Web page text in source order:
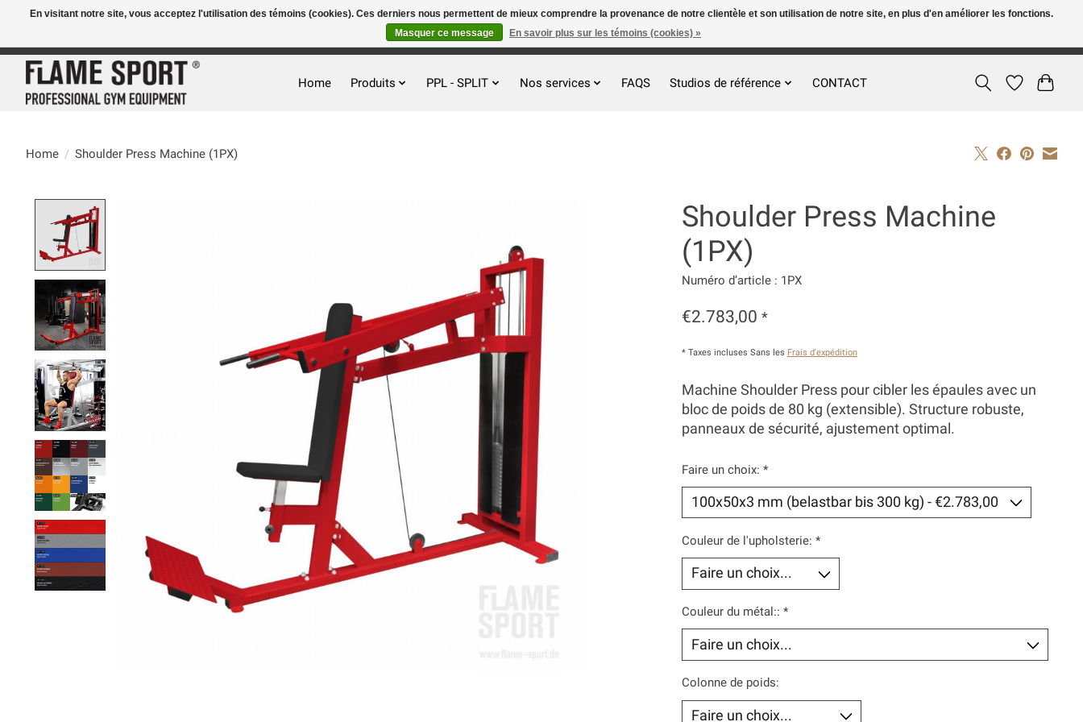
Home Produits PPL - SPLIT Nos services FAQS Studios de référence CONTACT
Home / Shoulder Press Machine (1PX)
Shoulder Press Machine
(1PX)
Numéro d’article : 1PX
€2.783,00 *
* Taxes incluses Sans les Frais d'expédition
Machine Shoulder Press pour cibler les épaules avec un
bloc de poids de 80 kg (extensible). Structure robuste,
panneaux de sécurité, ajustement optimal.
Faire un choix: *
Couleur de l'upholsterie: *
Couleur du métal:: *
Colonne de poids:
En visitant notre site, vous acceptez l'utilisation des témoins (cookies). Ces derniers nous permettent de mieux comprendre la provenance de notre clientèle et son utilisation de notre site, en plus d'en améliorer les fonctions.
Masquer ce message
En savoir plus sur les témoins (cookies) »